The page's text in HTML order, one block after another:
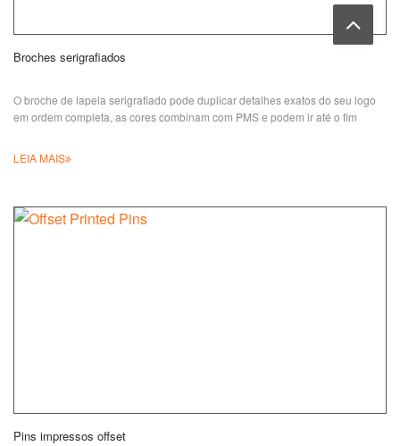
Broches serigrafiados
O broche de lapela serigrafiado pode duplicar detalhes exatos do seu logo
em ordem completa, as cores combinam com PMS e podem ir até o fim
LEIA MAIS
Pins impressos offset